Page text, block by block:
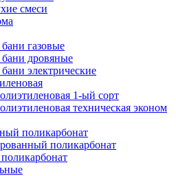
смеси
газовые
дровяные
электрические
1-ый сорт
техническая эконом
поликарбонат
поликарбонат